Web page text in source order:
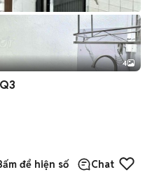
4
để hiện số Chat